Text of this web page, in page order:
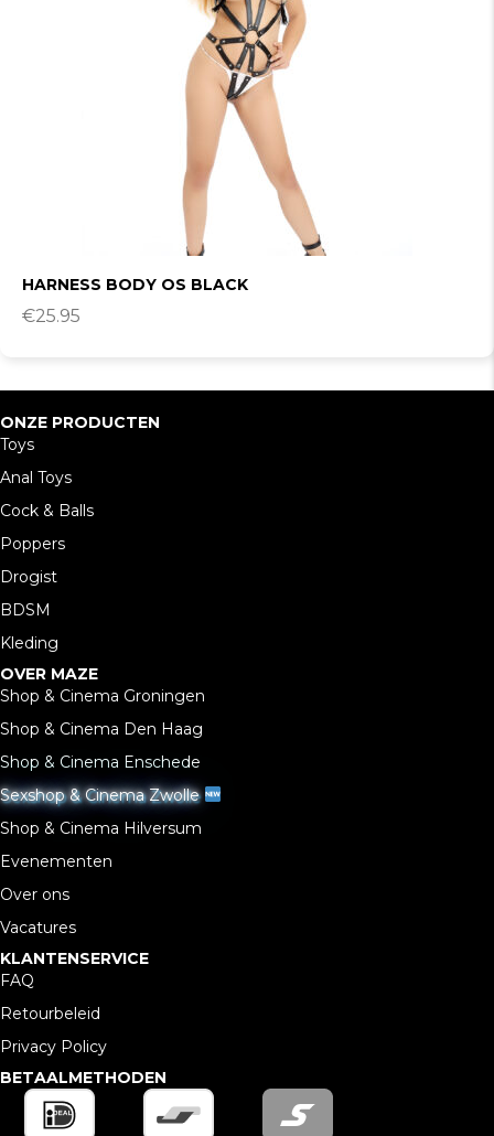
HARNESS BODY OS BLACK
€25.95
ONZE PRODUCTEN
Toys
Anal Toys
Cock & Balls
Poppers
Drogist
BDSM
Kleding
OVER MAZE
Shop & Cinema Groningen
Shop & Cinema Den Haag
Shop & Cinema Enschede
Sexshop & Cinema Zwolle
Shop & Cinema Hilversum
Evenementen
Over ons
Vacatures
KLANTENSERVICE
FAQ
Retourbeleid
Privacy Policy
BETAALMETHODEN